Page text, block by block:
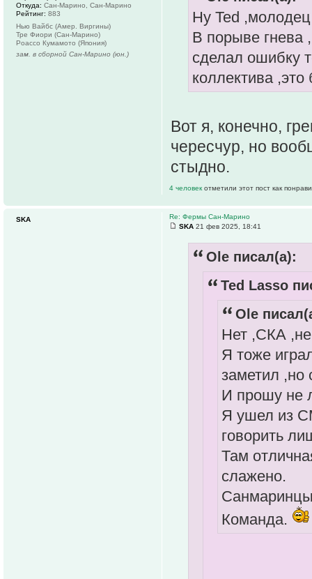
Ну Ted
В порыве гнева
сделал ошибку
коллектива
Вот я, конечно,
чересчур, но
стыдно.
4 человек отметили этот пост как
Откуда: Сан-Марино, Сан-Марино
Рейтинг: 883
Нью Вайбс (Амер. Виргины)
Тре Фиори (Сан-Марино)
Роассо Кумамото (Япония)
зам. в сборной Сан-Марино (юн.)
Re: Фермы Сан-Марино
SKA 21 фев 2025, 18:41
Ole писал(а):
Ted Lasso
Ole
Нет ,СКА ,не
Я тоже
заметил ,но
И прошу не
Я ушел из
говорить
Там
слажено.
Команда.
SKA